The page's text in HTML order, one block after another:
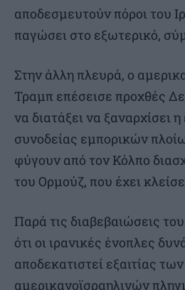
αποδεσμευτούν πόροι του
παγώσει στο εξωτερικό,
Στην άλλη πλευρά, ο
Τραμπ επέσεισε προχθές
να διατάξει να ξαναρχίσει
συνοδείας εμπορικών
φύγουν από τον Κόλπο
του Ορμούζ, που έχει
Παρά τις διαβεβαιώσεις
ότι οι ιρανικές ένοπλες
αποδεκατιστεί εξαιτίας των
αμερικανοϊσραηλινών